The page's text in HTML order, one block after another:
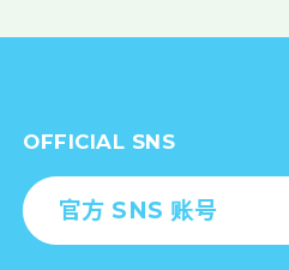
OFFICIAL SNS
官方 SNS 账号